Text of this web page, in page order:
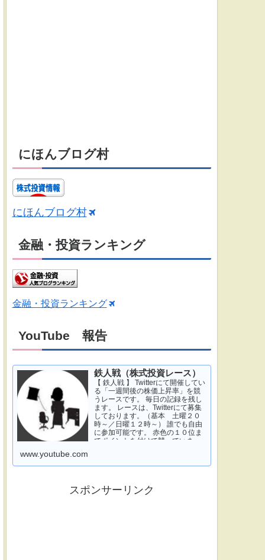
にほんブログ村
にほんブログ村
金融・投資ランキング
金融・投資ランキング
YouTube 報告
鉄人戦（株式投資レース）
【 鉄人戦 】 Twitterにて開催してい
る「一週間後の株価上昇率」を競
うレースです。 毎日の記録を残し
ます。 レースは、Twitterにて募集
しております。（基本 土曜２０
時～／日曜１２時～） 誰でも自由
に参加可能です。 赤色の１０位ま
でポイントを付けて競っていま
www.youtube.com
スポンサーリンク